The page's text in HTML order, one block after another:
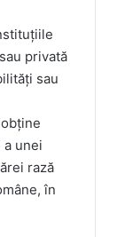
privată
sau
unei
rază
în